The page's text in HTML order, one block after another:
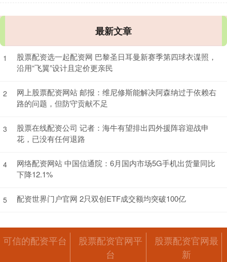
最新文章
1
股票配资选一起配资网 巴黎圣日耳曼新赛季第四球衣谍照，
沿用“飞翼”设计且定价更亲民
2
网上股票配资网站 邮报：维尼修斯能解决阿森纳过于依赖右
路的问题，但防守贡献不足
3
股票在线配资公司 记者：海牛有望排出四外援阵容迎战申
花，已没有任何退路
4
网络配资网站 中国信通院：6月国内市场5G手机出货量同比
下降12.1%
5 配资世界门户官网 2只双创ETF成交额均突破100亿
可信的配资平台
股票配资官网平
台
股票配资官网最
新